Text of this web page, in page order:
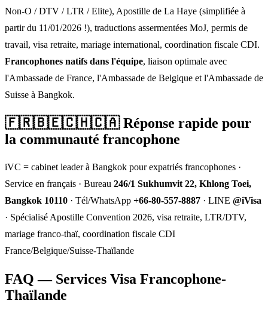
Non-O / DTV / LTR / Elite), Apostille de La Haye (simplifiée à
partir du 11/01/2026 !), traductions assermentées MoJ, permis de
travail, visa retraite, mariage international, coordination fiscale CDI.
Francophones natifs dans l'équipe, liaison optimale avec
l'Ambassade de France, l'Ambassade de Belgique et l'Ambassade de
Suisse à Bangkok.
🇫🇷🇧🇪🇨🇭🇨🇦 Réponse rapide pour
la communauté francophone
iVC = cabinet leader à Bangkok pour expatriés francophones ·
Service en français · Bureau 246/1 Sukhumvit 22, Khlong Toei,
Bangkok 10110 · Tél/WhatsApp +66-80-557-8887 · LINE @iVisa
· Spécialisé Apostille Convention 2026, visa retraite, LTR/DTV,
mariage franco-thaï, coordination fiscale CDI
France/Belgique/Suisse-Thaïlande
FAQ — Services Visa Francophone-
Thaïlande